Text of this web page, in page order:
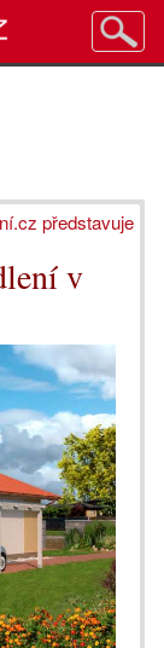
představuje
v